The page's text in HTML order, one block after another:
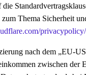
Thema Sicherheit
privacypolicy/
nach dem „EU-
zwischen der